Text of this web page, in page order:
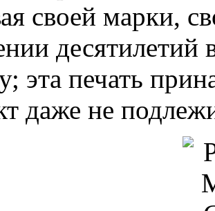
своей марки,
десятилетий
эта печать
даже не